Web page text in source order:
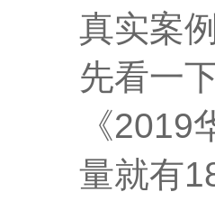
真实案
先看一
《
量就有